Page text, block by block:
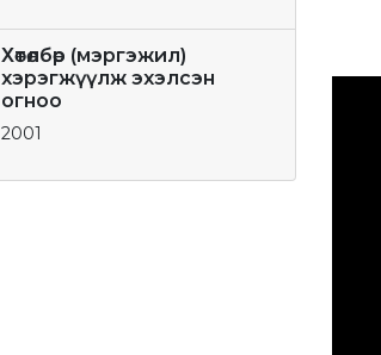
Хөтөлбөр (мэргэжил)
хэрэгжүүлж эхэлсэн
огноо
2001